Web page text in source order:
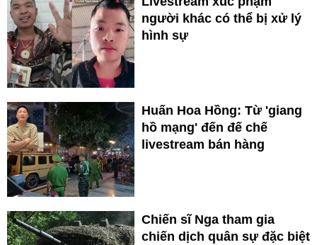
người khác có thể bị xử lý
hình sự
Huấn Hoa Hồng: Từ 'giang
hồ mạng' đến đế chế
livestream bán hàng
Chiến sĩ Nga tham gia
chiến dịch quân sự đặc biệt